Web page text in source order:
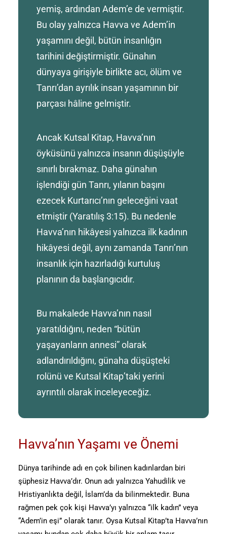
yemiş, ardından Adem’e de vermiştir.
Bu olay yalnızca Havva ve Adem’in
yaşamını değil, bütün insanlığın
tarihini değiştirmiştir. Günahın
dünyaya girişiyle birlikte acı, ölüm ve
Tanrı’dan ayrılık insan yaşamının bir
parçası hâline gelmiştir.
Ancak Kutsal Kitap, Havva’nın
öyküsünü yalnızca insanın düşüşüyle
sınırlı bırakmaz. Daha günahın
işlendiği gün Tanrı, yılanın başını
ezecek Kurtarıcı’nın geleceğini vaat
etmiştir (Yaratılış 3:15). Bu nedenle
Havva’nın hikâyesi yalnızca ilk kadının
hikâyesi değil, aynı zamanda Tanrı’nın
insanlık için hazırladığı kurtuluş
planının da başlangıcıdır.
Bu makalede Havva’nın nasıl
yaratıldığını, neden “bütün
yaşayanların annesi” olarak
adlandırıldığını, günaha düşüşteki
rolünü ve Kutsal Kitap’taki yerini
ayrıntılı olarak inceleyeceğiz.
Havva’nın Yaşamı ve Önemi
Dünya tarihinde adı en çok bilinen kadınlardan biri
şüphesiz Havva’dır. Onun adı yalnızca Yahudilik ve
Hristiyanlıkta değil, İslam’da da bilinmektedir. Buna
rağmen pek çok kişi Havva’yı yalnızca “ilk kadın” veya
“Adem’in eşi” olarak tanır. Oysa Kutsal Kitap’ta Havva’nın